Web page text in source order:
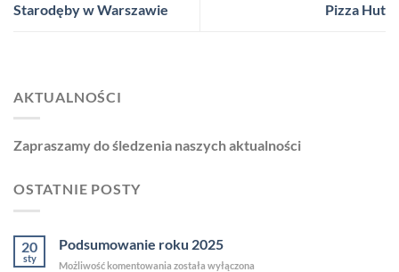
Starodęby w Warszawie
Pizza Hut
AKTUALNOŚCI
Zapraszamy do śledzenia naszych aktualności
OSTATNIE POSTY
20
sty
Podsumowanie roku 2025
Możliwość komentowania Podsumowanie
została wyłączona